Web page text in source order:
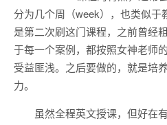
分为几个周（week），也类似于
是第二次刷这门课程，之前曾经
于每一个案例，都按照女神老师
受益匪浅。之后要做的，就是培
力。
虽然全程英文授课，但好在